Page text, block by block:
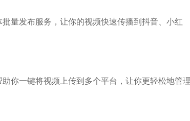
量发布服务，让你的视频快速传播到抖音、小红
你一键将视频上传到多个平台，让你更轻松地管